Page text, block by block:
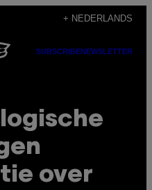
+ NEDERLANDS
SUBSCRIBENEWSLETTER
over